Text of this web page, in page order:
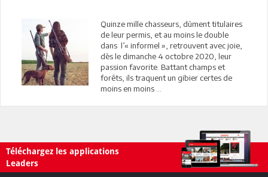
Quinze mille chasseurs, dûment titulaires
de leur permis, et au moins le double
dans l’« informel », retrouvent avec joie,
dès le dimanche 4 octobre 2020, leur
passion favorite. Battant champs et
forêts, ils traquent un gibier certes de
moins en moins ...
Téléchargez les applications
Leaders